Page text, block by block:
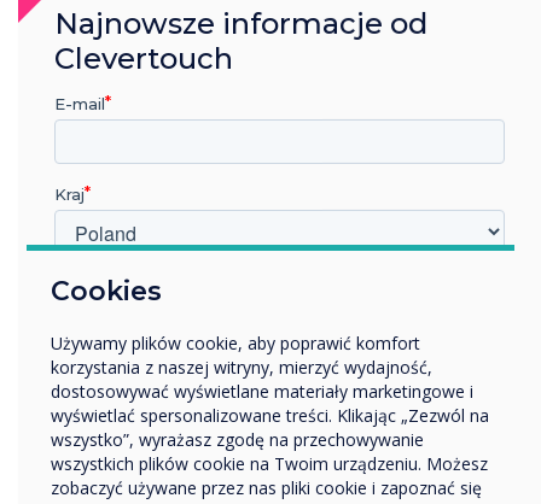
CleverInk | Adnotacja na temat
Clevershare | Udostępnianie
Cookies
Używamy plików cookie, aby poprawić komfort
korzystania z naszej witryny, mierzyć wydajność,
dostosowywać wyświetlane materiały marketingowe i
wyświetlać spersonalizowane treści. Klikając „Zezwól na
wszystko”, wyrażasz zgodę na przechowywanie
wszystkich plików cookie na Twoim urządzeniu. Możesz
zobaczyć używane przez nas pliki cookie i zapoznać się
Najnowsze informacje od
Clevertouch
E-mail
Kraj
W jakiej branży pracujesz?
Przedsiębiorstwo
Inne
Nazwa firmy